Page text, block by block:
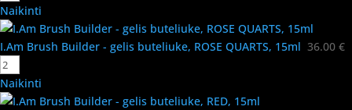
Naikinti
I.Am Brush Builder - gelis buteliuke, ROSE QUARTS, 15ml 36.00 €
Naikinti